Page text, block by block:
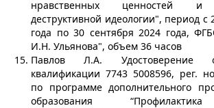
нравственных ценностей и
деструктивной идеологии", период с
года по 30 сентября 2024 года,
И.Н. Ульянова", объем 36 часов
Павлов Л.А. Удостоверение
квалификации 7743 5008596, рег.
по программе дополнительного
образования